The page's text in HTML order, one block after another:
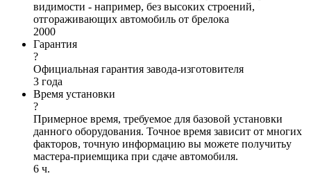
видимости - например, без высоких строений,
отгораживающих автомобиль от брелока
2000
Гарантия
?
Официальная гарантия завода-изготовителя
3 года
Время установки
?
Примерное время, требуемое для базовой установки
данного оборудования. Точное время зависит от многих
факторов, точную информацию вы можете получитьу
мастера-приемщика при сдаче автомобиля.
6 ч.